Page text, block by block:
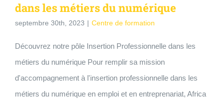
dans les métiers du numérique
septembre 30th, 2023 | Centre de formation
Découvrez notre pôle Insertion Professionnelle dans les
métiers du numérique Pour remplir sa mission
d'accompagnement à l'insertion professionnelle dans les
métiers du numérique en emploi et en entreprenariat, Africa